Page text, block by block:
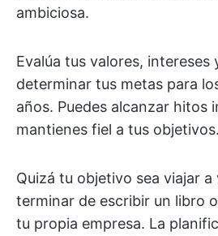
ambiciosa.
Evalúa tus valores, intereses
determinar tus metas para
años. Puedes alcanzar hitos
mantienes fiel a tus objetivos.
Quizá tu objetivo sea viajar a
terminar de escribir un libro
tu propia empresa. La